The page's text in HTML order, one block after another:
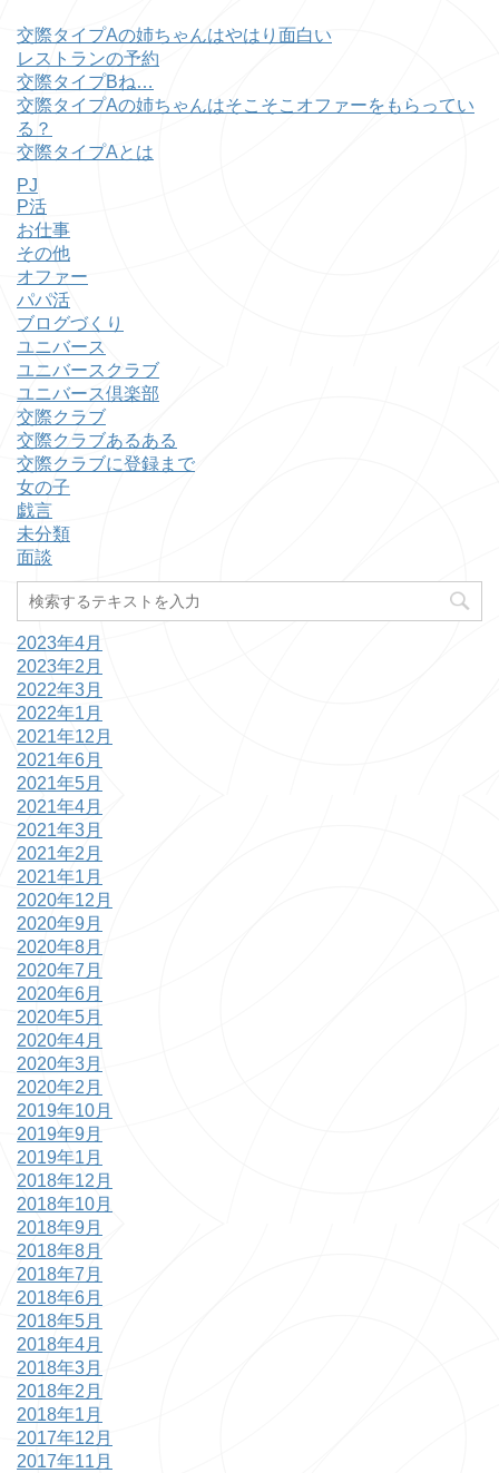
交際タイプAの姉ちゃんはやはり面白い
レストランの予約
交際タイプBね…
交際タイプAの姉ちゃんはそこそこオファーをもらってい
る？
交際タイプAとは
PJ
P活
お仕事
その他
オファー
パパ活
ブログづくり
ユニバース
ユニバースクラブ
ユニバース倶楽部
交際クラブ
交際クラブあるある
交際クラブに登録まで
女の子
戯言
未分類
面談
2023年4月
2023年2月
2022年3月
2022年1月
2021年12月
2021年6月
2021年5月
2021年4月
2021年3月
2021年2月
2021年1月
2020年12月
2020年9月
2020年8月
2020年7月
2020年6月
2020年5月
2020年4月
2020年3月
2020年2月
2019年10月
2019年9月
2019年1月
2018年12月
2018年10月
2018年9月
2018年8月
2018年7月
2018年6月
2018年5月
2018年4月
2018年3月
2018年2月
2018年1月
2017年12月
2017年11月